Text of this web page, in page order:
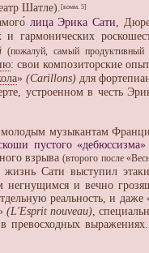
Шатле).[комм. 5]
лица Эрика Сати ,
гармонических
(пожалуй, самый
: свои композиторские
» (Carillons)для
устроенном в честь
музыкантам
пустого «дебюссизма»
взрыва(второго после
Сати выступил
негнущимся и вечно
реальность, и даже
(L'Esprit nouveau),